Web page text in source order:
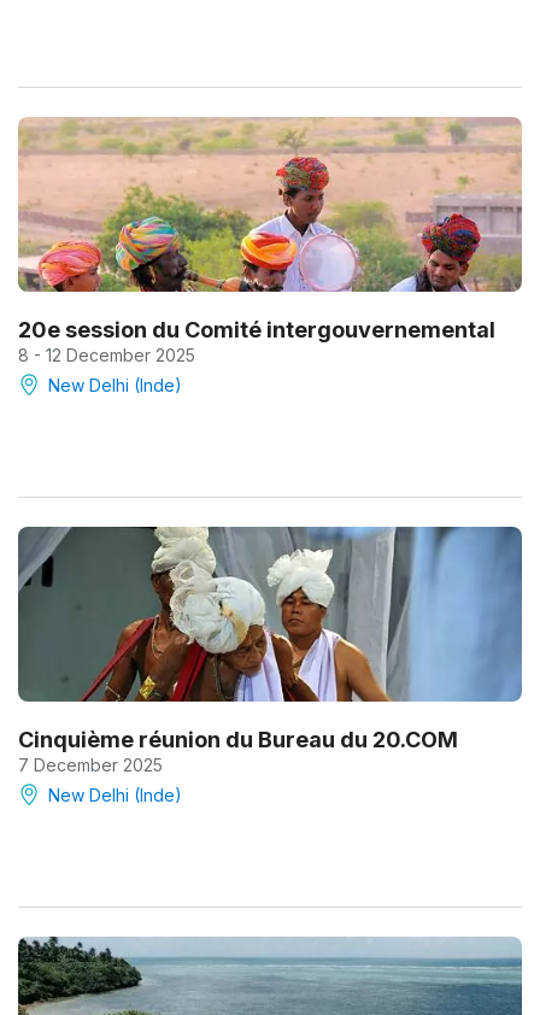
20e session du Comité intergouvernemental
8 - 12 December 2025
New Delhi (Inde)
Cinquième réunion du Bureau du 20.COM
7 December 2025
New Delhi (Inde)